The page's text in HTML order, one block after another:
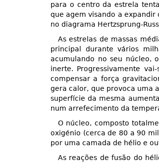
para o centro da estrela
que agem visando a expandir
no diagrama Hertzsprung-
As estrelas de massas
principal durante vários
acumulando no seu núcleo,
inerte. Progressivamente
compensar a força
gera calor, que provoca uma
superfície da mesma
num arrefecimento da
O núcleo, composto
oxigénio (cerca de 80 a 90
por uma camada de hélio e
As reações de fusão do